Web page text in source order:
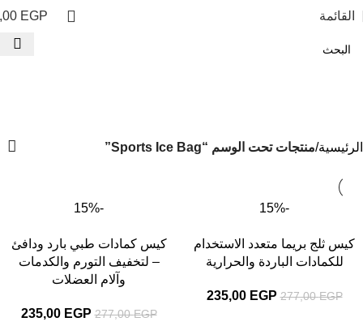
القائمة EGP
الرئيسية منتجات تحت الوسم “Sports Ice Bag”
-15%
كيس ثلج بريما متعدد الاستخدام
للكمادات الباردة والحرارية
277,00EGP
235,00 EGP
-15%
كيس كمادات طبي بارد ودافئ
– لتخفيف التورم والكدمات
وآلام العضلات
277,00EGP
235,00 EGP